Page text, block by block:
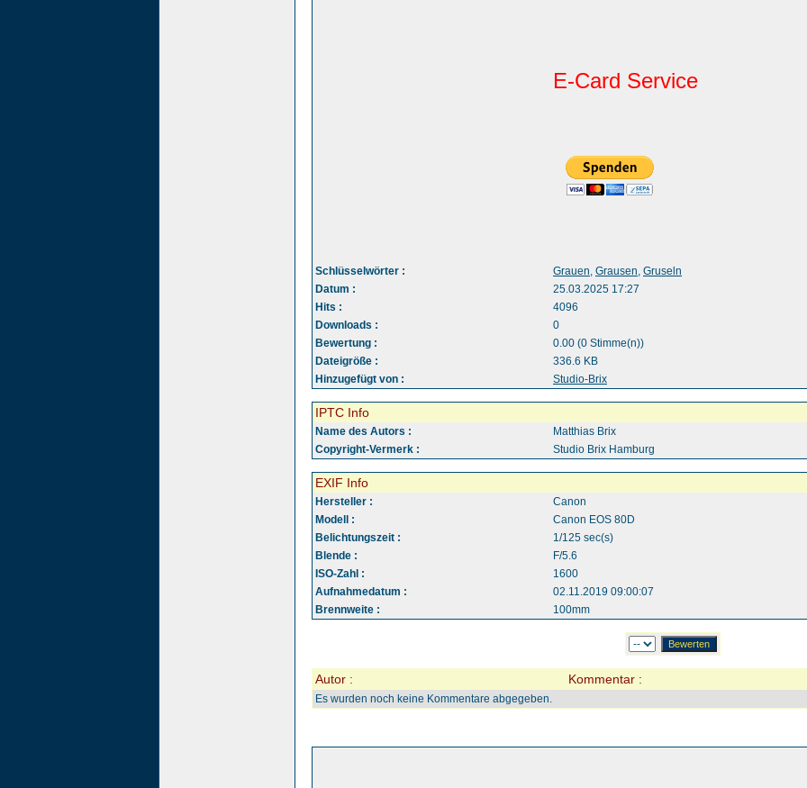
E-Card Service
Schlüsselwörter : Grauen, Grausen, Gruseln
Datum :
25.03.2025 17:27
Hits :
4096
Downloads :
0
Bewertung :
0.00 (0 Stimme(n))
Dateigröße :
336.6 KB
Hinzugefügt von :
Studio-Brix
IPTC Info
Name des Autors :
Matthias Brix
Copyright-Vermerk :
Studio Brix Hamburg
EXIF Info
Hersteller :
Canon
Modell :
Canon EOS 80D
Belichtungszeit :
1/125 sec(s)
Blende :
F/5.6
ISO-Zahl :
1600
Aufnahmedatum :
02.11.2019 09:00:07
Brennweite :
100mm
Autor : Kommentar :
Es wurden noch keine Kommentare abgegeben.